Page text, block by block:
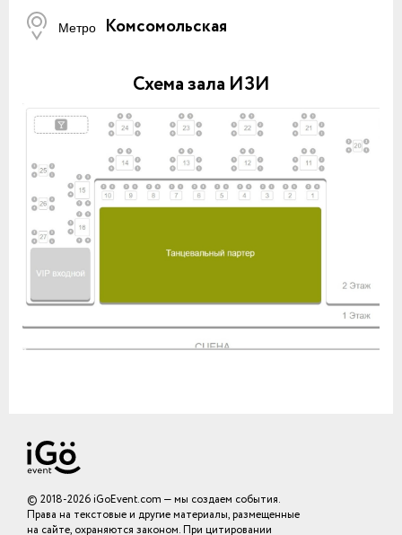
Метро Комсомольская
Схема зала ИЗИ
© 2018-2026 iGoEvent.com — мы создаем события.
Права на текстовые и другие материалы, размещенные
на сайте, охраняются законом. При цитировании